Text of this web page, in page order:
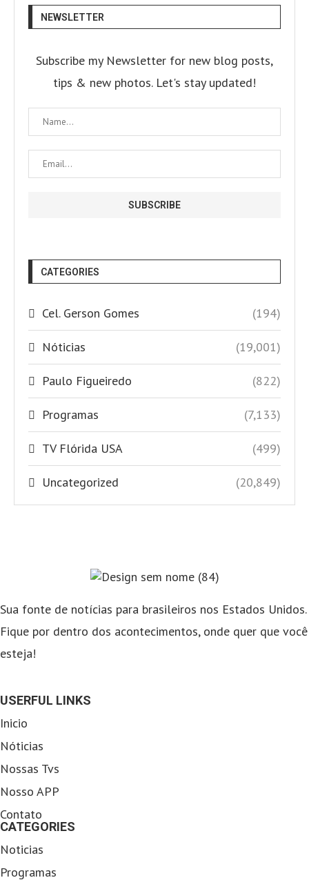
NEWSLETTER
Subscribe my Newsletter for new blog posts,
tips & new photos. Let's stay updated!
CATEGORIES
Cel. Gerson Gomes (194)
Nóticias (19,001)
Paulo Figueiredo (822)
Programas (7,133)
TV Flórida USA (499)
Uncategorized (20,849)
Sua fonte de notícias para brasileiros nos Estados Unidos.
Fique por dentro dos acontecimentos, onde quer que você
esteja!
USERFUL LINKS
Inicio
Nóticias
Nossas Tvs
Nosso APP
Contato
CATEGORIES
Noticias
Programas